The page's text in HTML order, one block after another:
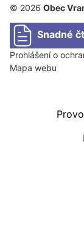
© 2026 Obec
Snadné
Prohlášení o
Mapa webu